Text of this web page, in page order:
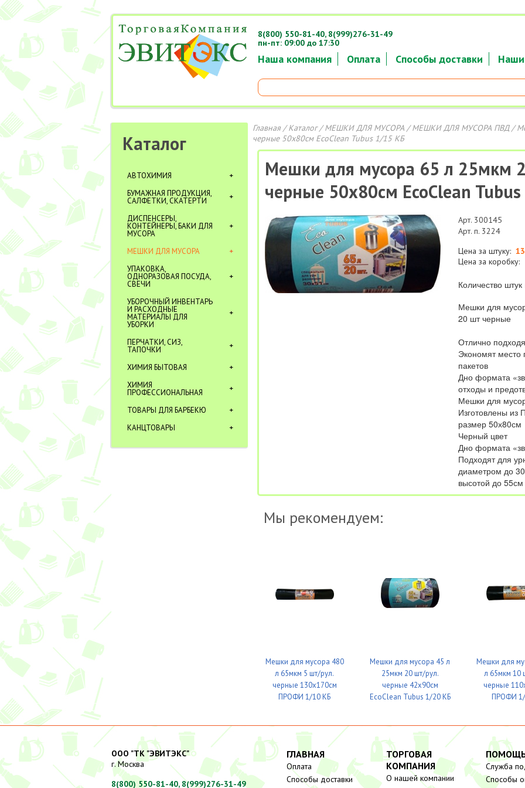
Наша компания Оплата Способы доставки Наши
8(800) 550-81-40, 8(999)276-31-49
пн-пт: 09:00 до 17:30
Каталог
АВТОХИМИЯ
БУМАЖНАЯ ПРОДУКЦИЯ,
САЛФЕТКИ, СКАТЕРТИ
ДИСПЕНСЕРЫ,
КОНТЕЙНЕРЫ, БАКИ ДЛЯ
МУСОРА
МЕШКИ ДЛЯ МУСОРА
УПАКОВКА,
ОДНОРАЗОВАЯ ПОСУДА,
СВЕЧИ
УБОРОЧНЫЙ ИНВЕНТАРЬ
И РАСХОДНЫЕ
МАТЕРИАЛЫ ДЛЯ
УБОРКИ
ПЕРЧАТКИ, СИЗ,
ТАПОЧКИ
ХИМИЯ БЫТОВАЯ
ХИМИЯ
ПРОФЕССИОНАЛЬНАЯ
ТОВАРЫ ДЛЯ БАРБЕКЮ
КАНЦТОВАРЫ
Главная/Каталог/МЕШКИ ДЛЯ МУСОРА/МЕШКИ ДЛЯ МУСОРА ПВД/
черные 50х80см EcoClean Tubus 1/15 КБ
Мешки для мусора 65 л 25мкм
черные 50х80см EcoClean
Арт. 300145
Арт. п. 3224
Цена за штуку:
Цена за коробку:
Количество
Мешки для
20 шт черные
Отлично
Экономят место
пакетов
Дно формата
отходы и
Мешки для
Изготовлены
размер 50х80см
Черный цвет
Дно формата
Подходят для
диаметром до
высотой до 55см
Мы рекомендуем:
Мешки для мусора 480
л 65мкм 5 шт/рул.
черные 130х170см
ПРОФИ 1/10 КБ
Мешки для мусора 45 л
25мкм 20 шт/рул.
черные 42х90см
EcoClean Tubus 1/20 КБ
Мешки для
л 65мкм 10
черные
ПРОФИ
ООО "ТК "ЭВИТЭКС"
г. Москва
8(800) 550-81-40, 8(999)276-31-49
ГЛАВНАЯ
Оплата
Способы доставки
ТОРГОВАЯ
КОМПАНИЯ
О нашей компании
Служба
Способы